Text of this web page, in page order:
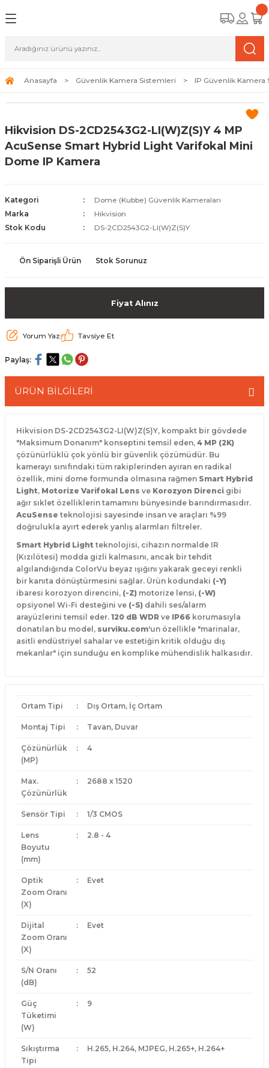
Sistemleri
Sistemleri (Network Kameraları)
ve Depolama Çözümleri
ve Bağlantı Kabloları
Kamera Lisansları
Güvenlik
Duvarı) Cihazları
Ağ Yönlendiricileri
Fi) ve Access Point Ürünleri
Antivirüs Yazılımları
ve Depolama Ürünleri
SSD
Kurtarma
Merkezi Altyapısı
Anasayfa Güvenlik Kamera Sistemleri IP Güvenlik Kamera
Hikvision DS-2CD2543G2-LI(W)Z(S)Y 4 MP
AcuSense Smart Hybrid Light Varifokal Mini
Dome IP Kamera
Kategori
Dome (Kubbe) Güvenlik Kameraları
Marka
Hikvision
Stok Kodu
DS-2CD2543G2-LI(W)Z(S)Y
Ön Siparişli Ürün Stok Sorunuz
Fiyat Alınız
Yorum Yaz Tavsiye Et
Paylaş:
ÜRÜN BİLGİLERİ
Hikvision DS-2CD2543G2-LI(W)Z(S)Y, kompakt bir gövdede
"Maksimum Donanım" konseptini temsil eden, 4 MP (2K)
çözünürlüklü çok yönlü bir güvenlik çözümüdür. Bu
kamerayı sınıfındaki tüm rakiplerinden ayıran en radikal
özellik, mini dome formunda olmasına rağmen Smart Hybrid
Light, Motorize Varifokal Lens ve Korozyon Direnci gibi
ağır sıklet özelliklerin tamamını bünyesinde barındırmasıdır.
AcuSense teknolojisi sayesinde insan ve araçları %99
doğrulukla ayırt ederek yanlış alarmları filtreler.
Smart Hybrid Light teknolojisi, cihazın normalde IR
(Kızılötesi) modda gizli kalmasını, ancak bir tehdit
algılandığında ColorVu beyaz ışığını yakarak geceyi renkli
bir kanıta dönüştürmesini sağlar. Ürün kodundaki (-Y)
ibaresi korozyon direncini, (-Z) motorize lensi, (-W)
opsiyonel Wi-Fi desteğini ve (-S) dahili ses/alarm
arayüzlerini temsil eder. 120 dB WDR ve IP66 korumasıyla
donatılan bu model, surviku.com'un özellikle "marinalar,
asitli endüstriyel sahalar ve estetiğin kritik olduğu dış
mekanlar" için sunduğu en komplike mühendislik halkasıdır.
Ortam Tipi : Dış Ortam, İç Ortam
Montaj Tipi : Tavan, Duvar
Çözünürlük
(MP)
: 4
Max.
Çözünürlük
: 2688 x 1520
Sensör Tipi : 1/3 CMOS
Lens
Boyutu
(mm)
: 2.8 - 4
Optik
Zoom Oranı
(X)
: Evet
Dijital
Zoom Oranı
(X)
: Evet
S/N Oranı
(dB)
: 52
Güç
Tüketimi
(W)
: 9
Sıkıştırma
Tipi
: H.265, H.264, MJPEG, H.265+, H.264+